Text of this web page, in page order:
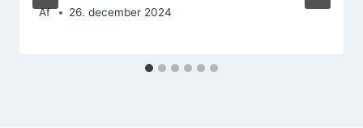
Af 26. december 2024